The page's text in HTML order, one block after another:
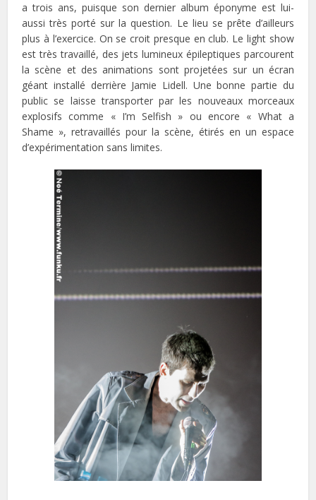
a trois ans, puisque son dernier album éponyme est lui-
aussi très porté sur la question. Le lieu se prête d’ailleurs
plus à l’exercice. On se croit presque en club. Le light show
est très travaillé, des jets lumineux épileptiques parcourent
la scène et des animations sont projetées sur un écran
géant installé derrière Jamie Lidell. Une bonne partie du
public se laisse transporter par les nouveaux morceaux
explosifs comme « I’m Selfish » ou encore « What a
Shame », retravaillés pour la scène, étirés en un espace
d’expérimentation sans limites.